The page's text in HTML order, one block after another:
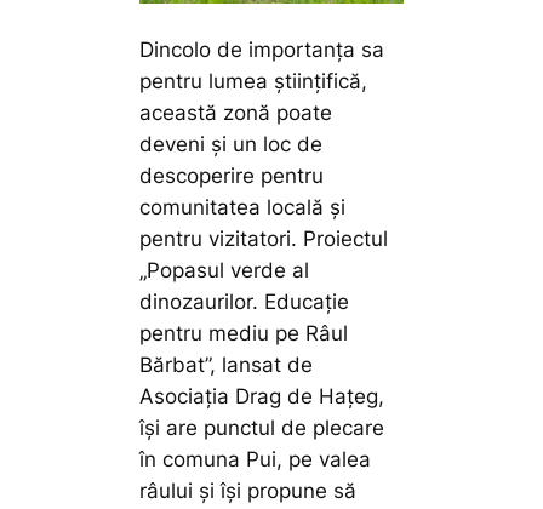
Dincolo de importanța sa
pentru lumea științifică,
această zonă poate
deveni și un loc de
descoperire pentru
comunitatea locală și
pentru vizitatori. Proiectul
„Popasul verde al
dinozaurilor. Educație
pentru mediu pe Râul
Bărbat”, lansat de
Asociația Drag de Hațeg,
își are punctul de plecare
în comuna Pui, pe valea
râului și își propune să